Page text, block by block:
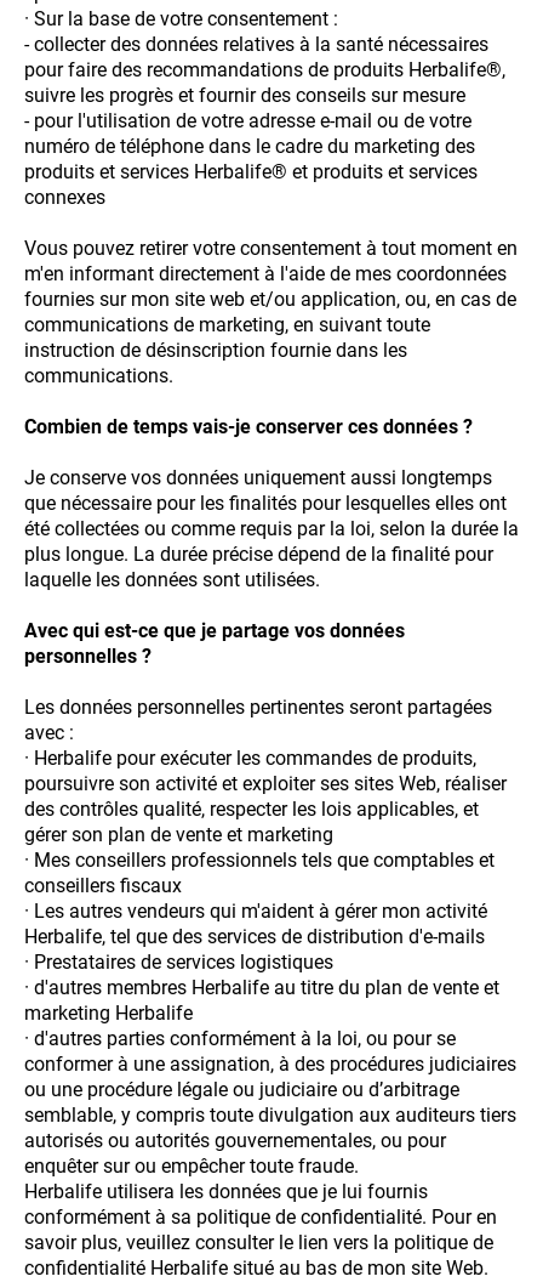
· Sur la base de votre consentement :
- collecter des données relatives à la santé nécessaires
pour faire des recommandations de produits Herbalife®,
suivre les progrès et fournir des conseils sur mesure
- pour l'utilisation de votre adresse e-mail ou de votre
numéro de téléphone dans le cadre du marketing des
produits et services Herbalife® et produits et services
connexes
Vous pouvez retirer votre consentement à tout moment en
m'en informant directement à l'aide de mes coordonnées
fournies sur mon site web et/ou application, ou, en cas de
communications de marketing, en suivant toute
instruction de désinscription fournie dans les
communications.
Combien de temps vais-je conserver ces données ?
Je conserve vos données uniquement aussi longtemps
que nécessaire pour les finalités pour lesquelles elles ont
été collectées ou comme requis par la loi, selon la durée la
plus longue. La durée précise dépend de la finalité pour
laquelle les données sont utilisées.
Avec qui est-ce que je partage vos données
personnelles ?
Les données personnelles pertinentes seront partagées
avec :
· Herbalife pour exécuter les commandes de produits,
poursuivre son activité et exploiter ses sites Web, réaliser
des contrôles qualité, respecter les lois applicables, et
gérer son plan de vente et marketing
· Mes conseillers professionnels tels que comptables et
conseillers fiscaux
· Les autres vendeurs qui m'aident à gérer mon activité
Herbalife, tel que des services de distribution d'e-mails
· Prestataires de services logistiques
· d'autres membres Herbalife au titre du plan de vente et
marketing Herbalife
· d'autres parties conformément à la loi, ou pour se
conformer à une assignation, à des procédures judiciaires
ou une procédure légale ou judiciaire ou d’arbitrage
semblable, y compris toute divulgation aux auditeurs tiers
autorisés ou autorités gouvernementales, ou pour
enquêter sur ou empêcher toute fraude.
Herbalife utilisera les données que je lui fournis
conformément à sa politique de confidentialité. Pour en
savoir plus, veuillez consulter le lien vers la politique de
confidentialité Herbalife situé au bas de mon site Web.